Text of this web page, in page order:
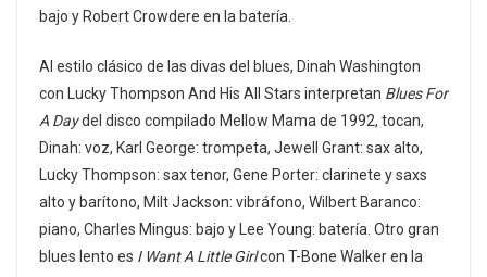
bajo y Robert Crowdere en la batería.
Al estilo clásico de las divas del blues, Dinah Washington
con Lucky Thompson And His All Stars interpretan Blues For
A Daydel disco compilado Mellow Mama de 1992, tocan,
Dinah: voz, Karl George: trompeta, Jewell Grant: sax alto,
Lucky Thompson: sax tenor, Gene Porter: clarinete y saxs
alto y barítono, Milt Jackson: vibráfono, Wilbert Baranco:
piano, Charles Mingus: bajo y Lee Young: batería. Otro gran
blues lento es I Want A Little Girlcon T-Bone Walker en la